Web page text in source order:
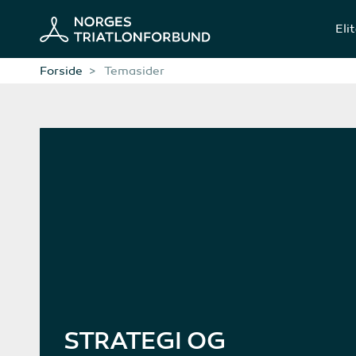
Forside Temasider
STRATEGI OG